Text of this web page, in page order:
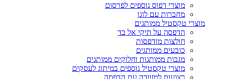
מוצרי דפוס נוספים לפרסום
מחברות עם לוגו
מוצרי טקסטיל ממותגים
הדפסה על תיקי אל בד
חולצות מודפסות
כובעים ממותגים
מגבות ממותגות וחלוקים ממותגים
מוצרי טקסטיל נוספים במיתוג לעסקים
רצועות למזוודה עם הדפסה